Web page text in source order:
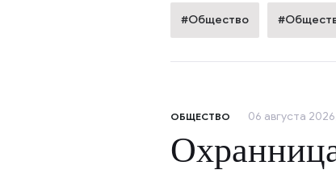
#Общество
ОБЩЕСТВО 06 августа